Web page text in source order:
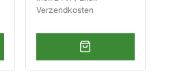
Verzendkosten